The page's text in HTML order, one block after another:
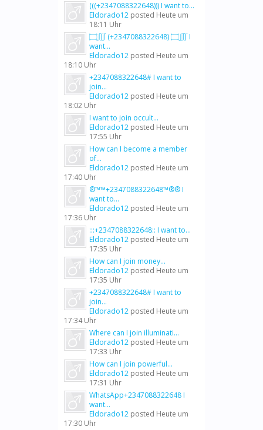
(((+2347088322648))) I want to...
Eldorado12 posted Heute um
18:11 Uhr
۝∭ (+2347088322648) ۝∭ I
want...
Eldorado12 posted Heute um
18:10 Uhr
+2347088322648# I want to
join...
Eldorado12 posted Heute um
18:02 Uhr
I want to join occult...
Eldorado12 posted Heute um
17:55 Uhr
How can I become a member
of...
Eldorado12 posted Heute um
17:40 Uhr
®™™+2347088322648™®® I
want to...
Eldorado12 posted Heute um
17:36 Uhr
:::+2347088322648:: I want to...
Eldorado12 posted Heute um
17:35 Uhr
How can I join money...
Eldorado12 posted Heute um
17:35 Uhr
+2347088322648# I want to
join...
Eldorado12 posted Heute um
17:34 Uhr
Where can I join illuminati...
Eldorado12 posted Heute um
17:33 Uhr
How can I join powerful...
Eldorado12 posted Heute um
17:31 Uhr
WhatsApp+2347088322648 I
want...
Eldorado12 posted Heute um
17:30 Uhr